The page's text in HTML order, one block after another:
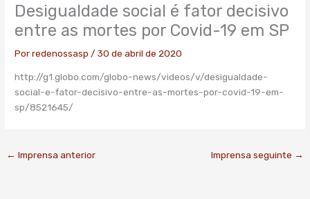
Desigualdade social é fator decisivo
entre as mortes por Covid-19 em SP
Porredenossasp /30 de abril de 2020
http://g1.globo.com/globo-news/videos/v/desigualdade-
social-e-fator-decisivo-entre-as-mortes-por-covid-19-em-
sp/8521645/
← Imprensa anterior Imprensa seguinte →